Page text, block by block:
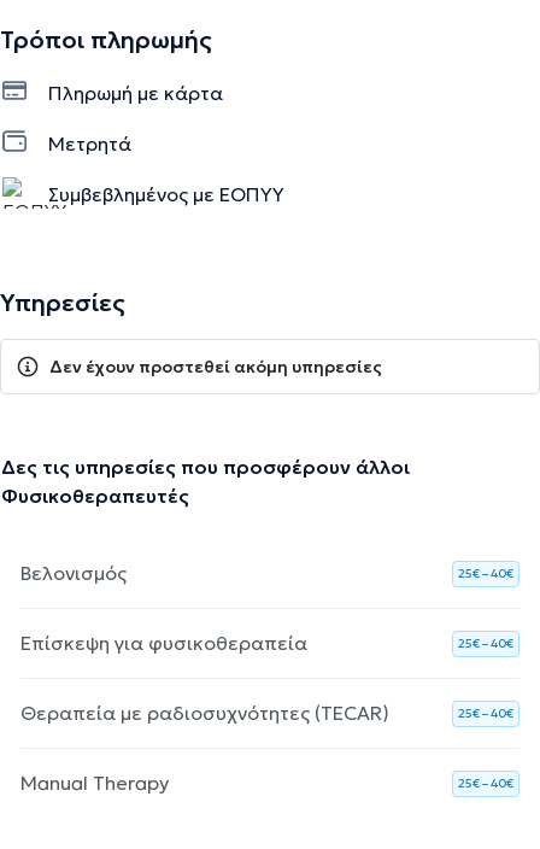
Τρόποι πληρωμής
Πληρωμή με κάρτα
Μετρητά
Συμβεβλημένος με ΕΟΠΥΥ
Υπηρεσίες
Δεν έχουν προστεθεί ακόμη υπηρεσίες
Δες τις υπηρεσίες που προσφέρουν άλλοι
Φυσικοθεραπευτές
Βελονισμός 25€ – 40€
Επίσκεψη για φυσικοθεραπεία 25€ – 40€
Θεραπεία με ραδιοσυχνότητες (TECAR) 25€ – 40€
Manual Therapy 25€ – 40€